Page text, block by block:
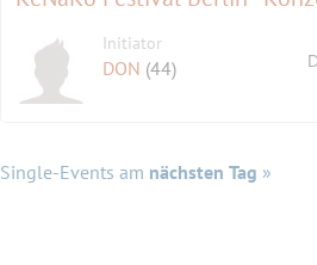
Initiator
DON (44)
Single-Events am nächsten Tag »